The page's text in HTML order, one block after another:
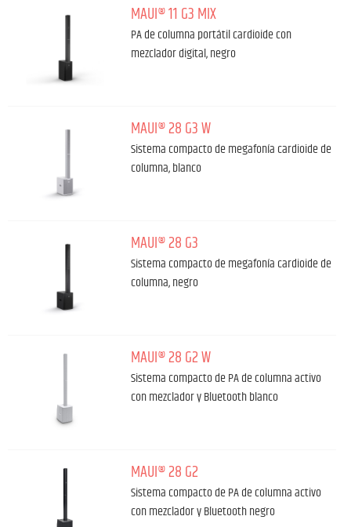
MAUI® 11 G3 MIX
PA de columna portátil cardioide con
mezclador digital, negro
MAUI® 28 G3 W
Sistema compacto de megafonía cardioide de
columna, blanco
MAUI® 28 G3
Sistema compacto de megafonía cardioide de
columna, negro
MAUI® 28 G2 W
Sistema compacto de PA de columna activo
con mezclador y Bluetooth blanco
MAUI® 28 G2
Sistema compacto de PA de columna activo
con mezclador y Bluetooth negro